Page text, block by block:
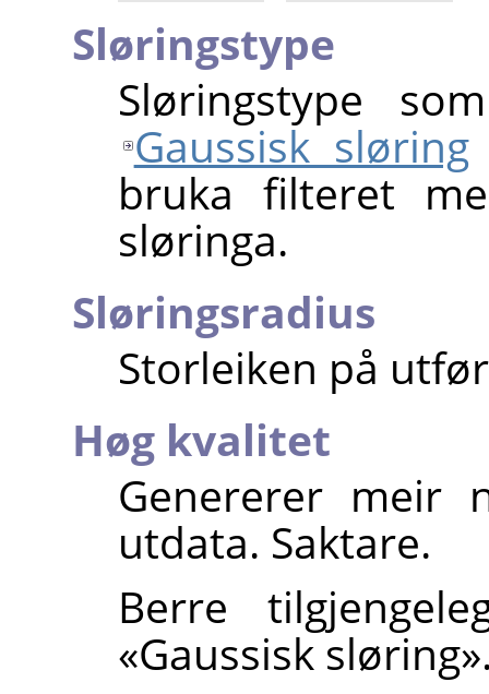
Sløringstype
Sløringstype
Gaussisk sløring
bruka filteret
sløringa.
Sløringsradius
Storleiken på
Høg kvalitet
Genererer meir
utdata. Saktare.
Berre
«Gaussisk